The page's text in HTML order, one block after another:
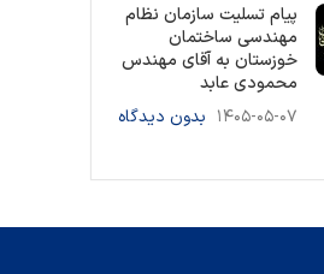
پیام تسلیت سازمان نظام
مهندسی ساختمان
خوزستان به آقای مهندس
محمودی عابد
۱۴۰۵-۰۵-۰۷ بدون دیدگاه